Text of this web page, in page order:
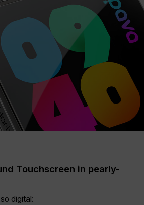
Touchscreen in pearly-
digital: